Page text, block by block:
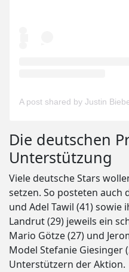
A post shared by Justin
Die deutschen
Unterstützung
Viele deutsche Stars
setzen. So posteten auch
und Adel Tawil (41) sowie
Landrut (29) jeweils ein
Mario Götze (27) und
Model Stefanie Giesinger
Unterstützern der Aktion.